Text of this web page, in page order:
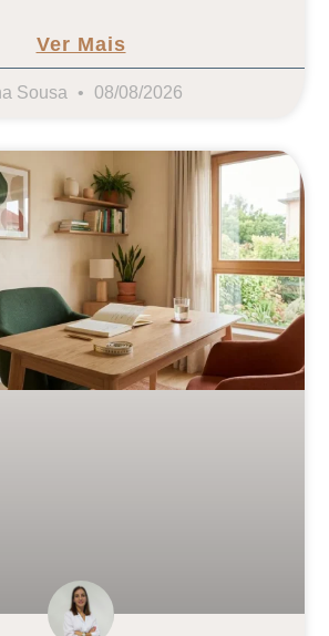
Ver Mais
Sousa 08/08/2026